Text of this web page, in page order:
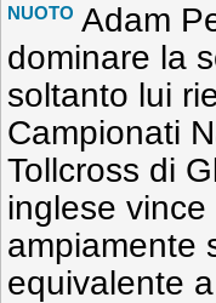
NUOTO Adam
dominare la
soltanto lui
Campionati
Tollcross di
inglese
ampiamente
equivalente